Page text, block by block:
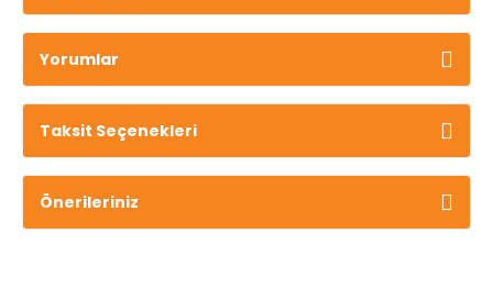
Yorumlar
Taksit Seçenekleri
Önerileriniz